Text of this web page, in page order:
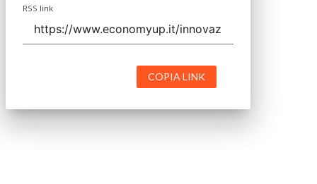
RSS link
COPIA LINK